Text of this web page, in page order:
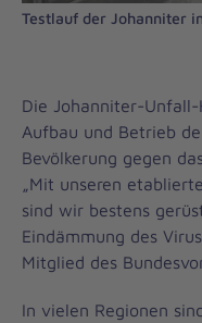
Testlauf der Johanniter
Die Johanniter-
Aufbau und Betrieb
Bevölkerung gegen
„Mit unseren
sind wir bestens
Eindämmung des
Mitglied des
In vielen Regionen